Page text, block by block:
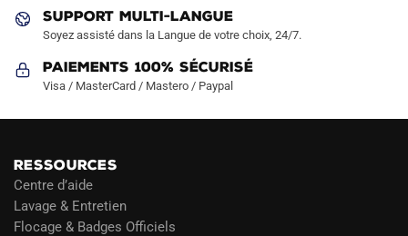
produit
SUPPORT MULTI-LANGUE
Soyez assisté dans la Langue de votre choix, 24/7.
Paiements 100% Sécurisé
Visa / MasterCard / Mastero / Paypal
RESSOURCES
Centre d’aide
Lavage & Entretien
Flocage & Badges Officiels